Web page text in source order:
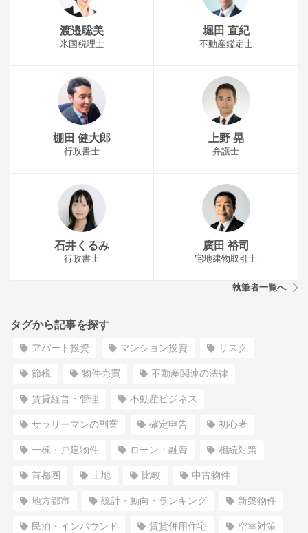
渡邉聡美
米国税理士
堀田 直紀
不動産鑑定士
棚田 健大郎
行政書士
上野 晃
弁護士
石井くるみ
行政書士
廣田 裕司
宅地建物取引士
執筆者一覧へ
タグから記事を探す
アパート投資 マンション投資 リスク
節税 物件売買 不動産関連の法律
賃貸経営・管理 不動産ビジネス
サラリーマンの副業 確定申告 初心者
一棟・戸建物件 ローン・融資 相続対策
首都圏 土地 比較 中古物件
地方都市 統計・動向・ランキング 新築物件
民泊・インバウンド 賃貸併用住宅 空室対策